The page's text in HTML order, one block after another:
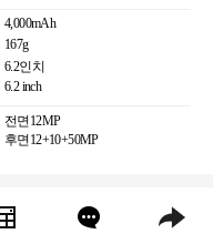
4,000mAh
167g
6.2인치
6.2 inch
전면 12MP
후면 12+10+50MP